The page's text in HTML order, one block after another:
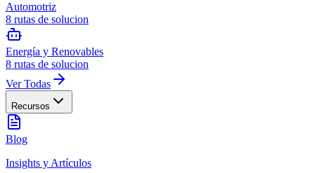
Automotriz
8 rutas de solucion
Energía y Renovables
8 rutas de solucion
Ver Todas
Recursos
Blog
Insights y Artículos